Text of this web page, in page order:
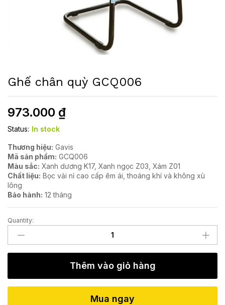
Ghế chân quỳ GCQ006
973.000 ₫
Status: In stock
Thương hiệu: Gavis
Mã sản phẩm: GCQ006
Màu sắc: Xanh dương K17, Xanh ngọc Z03, Xám Z01
Chất liệu: Bọc vải nỉ cao cấp êm ái, thoáng khí và không xù
lông
Bảo hành: 12 tháng
Ghế
chân
quỳ
GCQ006
Quantity:
Thêm vào giỏ hàng
Mua ngay